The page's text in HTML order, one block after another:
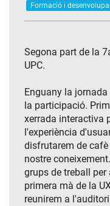
Formació i
Segona part de la
UPC.
Enguany la
la participació.
xerrada interactiva
l'experiència
disfrutarem de
nostre
grups de treball per
primera mà de la
reunirem a